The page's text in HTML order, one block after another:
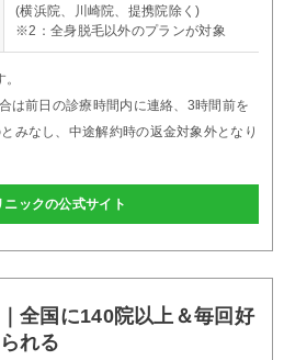
(横浜院、川崎院、提携院除く)
※2：全身脱毛以外のプランが対象
は前日の診療時間内に連絡、3時間前を
みなし、中途解約時の返金対象外となり
ニックの公式サイト
全国に140院以上＆毎回好
れる